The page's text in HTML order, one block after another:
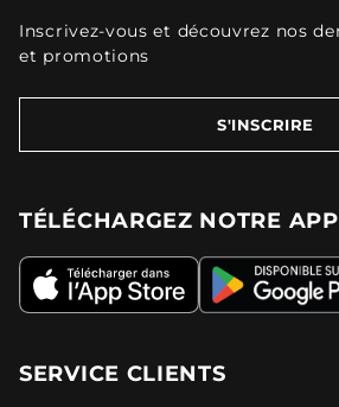
Inscrivez-vous et découvrez nos
et promotions
S'INSCRIRE
TÉLÉCHARGEZ NOTRE
SERVICE CLIENTS